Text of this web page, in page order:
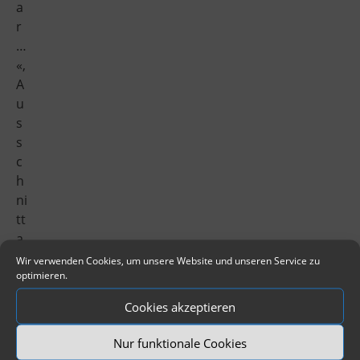
Wir verwenden Cookies, um unsere Website und unseren Service zu
optimieren.
Cookies akzeptieren
Nur funktionale Cookies
a
r
…
«,
A
u
s
s
c
h
ni
tt
a
u
s
d
e
r
Z